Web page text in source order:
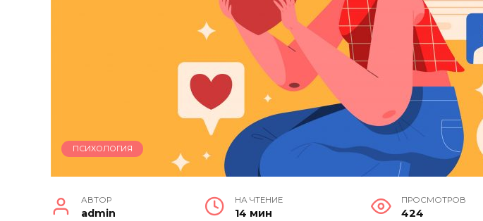
ПСИХОЛОГИЯ
АВТОР
admin
НА ЧТЕНИЕ
14 мин
ПРОСМОТРОВ
424